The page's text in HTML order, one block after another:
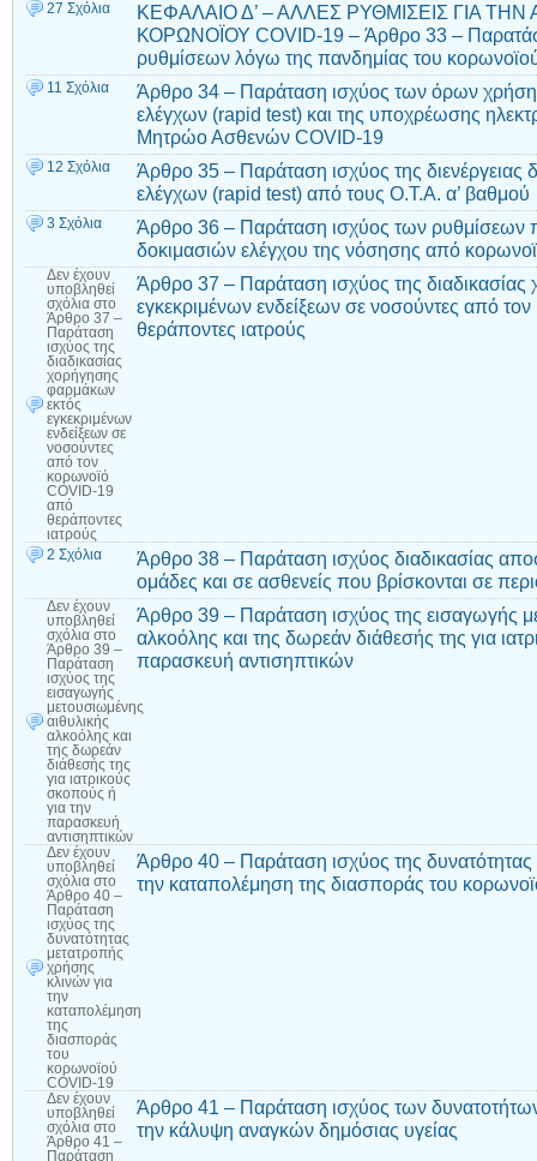
27 Σχόλια
ΚΕΦΑΛΑΙΟ Δ’ – ΑΛΛΕΣ ΡΥΘΜΙΣΕΙΣ ΓΙΑ
ΚΟΡΩΝΟΪΟΥ COVID-19 – Άρθρο 33 –
ρυθμίσεων λόγω της πανδημίας του
11 Σχόλια
Άρθρο 34 – Παράταση ισχύος των όρων
ελέγχων (rapid test) και της υποχρέωσης
Μητρώο Ασθενών COVID-19
12 Σχόλια
Άρθρο 35 – Παράταση ισχύος της διενέργειας
ελέγχων (rapid test) από τους Ο.Τ.Α. α’ βαθμού
3 Σχόλια
Άρθρο 36 – Παράταση ισχύος των ρυθμίσεων
δοκιμασιών ελέγχου της νόσησης από
Δεν έχουν
υποβληθεί
σχόλια στο
Άρθρο 37 –
Παράταση
ισχύος της
διαδικασίας
χορήγησης
φαρμάκων
εκτός
εγκεκριμένων
ενδείξεων σε
νοσούντες
από τον
κορωνοϊό
COVID-19
από
θεράποντες
ιατρούς
Άρθρο 37 – Παράταση ισχύος της
εγκεκριμένων ενδείξεων σε νοσούντες από
θεράποντες ιατρούς
2 Σχόλια
Άρθρο 38 – Παράταση ισχύος διαδικασίας
ομάδες και σε ασθενείς που βρίσκονται σε
Δεν έχουν
υποβληθεί
σχόλια στο
Άρθρο 39 –
Παράταση
ισχύος της
εισαγωγής
μετουσιωμένης
αιθυλικής
αλκοόλης και
της δωρεάν
διάθεσής της
για ιατρικούς
σκοπούς ή
για την
παρασκευή
αντισηπτικών
Άρθρο 39 – Παράταση ισχύος της εισαγωγής
αλκοόλης και της δωρεάν διάθεσής της για
παρασκευή αντισηπτικών
Δεν έχουν
υποβληθεί
σχόλια στο
Άρθρο 40 –
Παράταση
ισχύος της
δυνατότητας
μετατροπής
χρήσης
κλινών για
την
καταπολέμηση
της
διασποράς
του
κορωνοϊού
COVID-19
Άρθρο 40 – Παράταση ισχύος της
την καταπολέμηση της διασποράς του
Δεν έχουν
υποβληθεί
σχόλια στο
Άρθρο 41 –
Παράταση
Άρθρο 41 – Παράταση ισχύος των
την κάλυψη αναγκών δημόσιας υγείας